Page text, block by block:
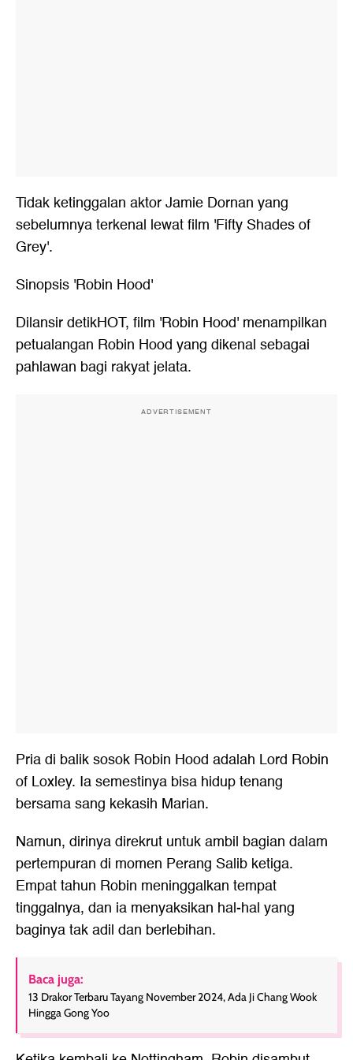
Tidak ketinggalan aktor Jamie Dornan yang
sebelumnya terkenal lewat film 'Fifty Shades of
Grey'.
Sinopsis 'Robin Hood'
Dilansir detikHOT, film 'Robin Hood' menampilkan
petualangan Robin Hood yang dikenal sebagai
pahlawan bagi rakyat jelata.
ADVERTISEMENT
Pria di balik sosok Robin Hood adalah Lord Robin
of Loxley. Ia semestinya bisa hidup tenang
bersama sang kekasih Marian.
Namun, dirinya direkrut untuk ambil bagian dalam
pertempuran di momen Perang Salib ketiga.
Empat tahun Robin meninggalkan tempat
tinggalnya, dan ia menyaksikan hal-hal yang
baginya tak adil dan berlebihan.
Baca juga:
13 Drakor Terbaru Tayang November 2024, Ada Ji Chang Wook
Hingga Gong Yoo